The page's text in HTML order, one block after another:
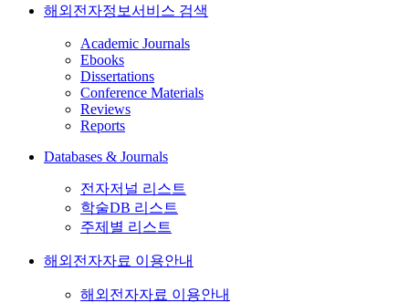
해외전자정보서비스 검색
Academic Journals
Ebooks
Dissertations
Conference Materials
Reviews
Reports
Databases & Journals
전자저널 리스트
학술DB 리스트
주제별 리스트
해외전자자료 이용안내
해외전자자료 이용안내